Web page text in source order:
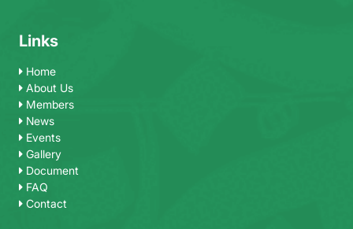
Links
Home
About Us
Members
News
Events
Gallery
Document
FAQ
Contact